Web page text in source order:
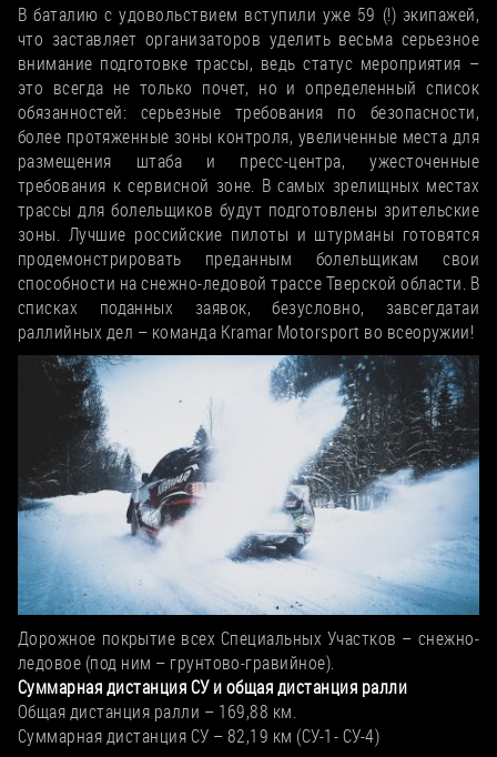
В баталию с удовольствием вступили уже 59 (!) экипажей,
что заставляет организаторов уделить весьма серьезное
внимание подготовке трассы, ведь статус мероприятия –
это всегда не только почет, но и определенный список
обязанностей: серьезные требования по безопасности,
более протяженные зоны контроля, увеличенные места для
размещения штаба и пресс-центра, ужесточенные
требования к сервисной зоне. В самых зрелищных местах
трассы для болельщиков будут подготовлены зрительские
зоны. Лучшие российские пилоты и штурманы готовятся
продемонстрировать преданным болельщикам свои
способности на снежно-ледовой трассе Тверской области. В
списках поданных заявок, безусловно, завсегдатаи
раллийных дел – команда Kramar Motorsport во всеоружии!
Дорожное покрытие всех Специальных Участков – снежно-
ледовое (под ним – грунтово-гравийное).
Суммарная дистанция СУ и общая дистанция ралли
Общая дистанция ралли – 169,88 км.
Суммарная дистанция СУ – 82,19 км (СУ-1- СУ-4)